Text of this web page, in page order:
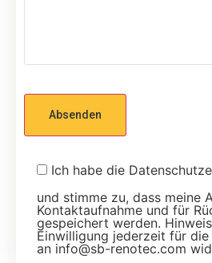
Ich habe die
und stimme zu, dass meine
Kontaktaufnahme und für
gespeichert werden.
Einwilligung jederzeit für
an info@sb-renotec.com